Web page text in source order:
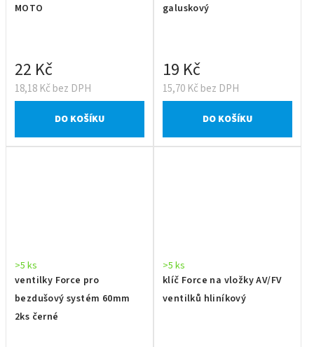
MOTO
18,18 Kč bez DPH
22 Kč
DO KOŠÍKU
galuskový
15,70 Kč bez DPH
19 Kč
DO KOŠÍKU
ventilky Force pro
bezdušový systém 60mm
2ks černé
>5 ks
klíč Force na vložky AV/FV
ventilků hliníkový
>5 ks